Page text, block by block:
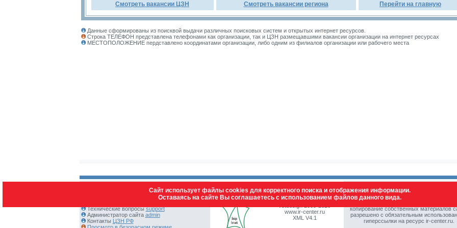
Смотреть вакансии ЦЗН Смотреть вакансии региона Перейти на главную
Данные сформированы из поисквой выдачи различных поисковых систем и открытых интернет ресурсов.
Строка ТЕЛЕФОН представлена телефонами как организации, так и ЦЗН размещавшими вакансии организации на интернет ресурсах
МЕСТОПОЛОЖЕНИЕ пердставлено координатами организации, либо одним из филиалов организации или рабочего места
Технические вопросыsupport
Администратор сайта admin
Контакты ЦЗН РФ
www.ir-center.ru
XML V4.1
© Все права защищены. Полное или
копирование собственных материалов
разрешено с обязательным
гиперссылки на ресурс ir-center.ru.
Сайт использует файлы cookies для корректного поиска и отображения информации.
Оставаясь на сайте Вы соглашаетесь с использованием файлов данного вида.